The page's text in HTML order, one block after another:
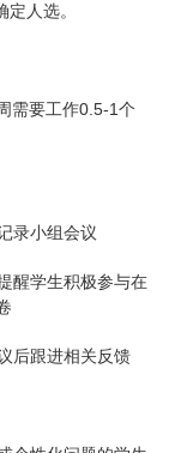
人选。
需要工作0.5-1个
录小组会议
醒学生积极参与在
后跟进相关反馈